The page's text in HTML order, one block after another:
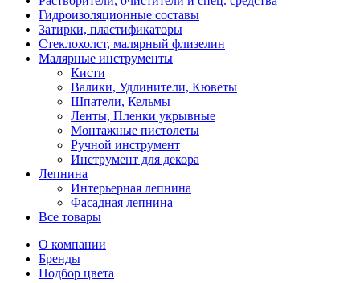
Гидроизоляционные составы
Затирки, пластификаторы
Стеклохолст, малярный флизелин
Малярные инструменты
Кисти
Валики, Удлинители, Кюветы
Шпатели, Кельмы
Ленты, Пленки укрывные
Монтажные пистолеты
Ручной инструмент
Инструмент для декора
Лепнина
Интерьерная лепнина
Фасадная лепнина
Все товары
О компании
Бренды
Подбор цвета